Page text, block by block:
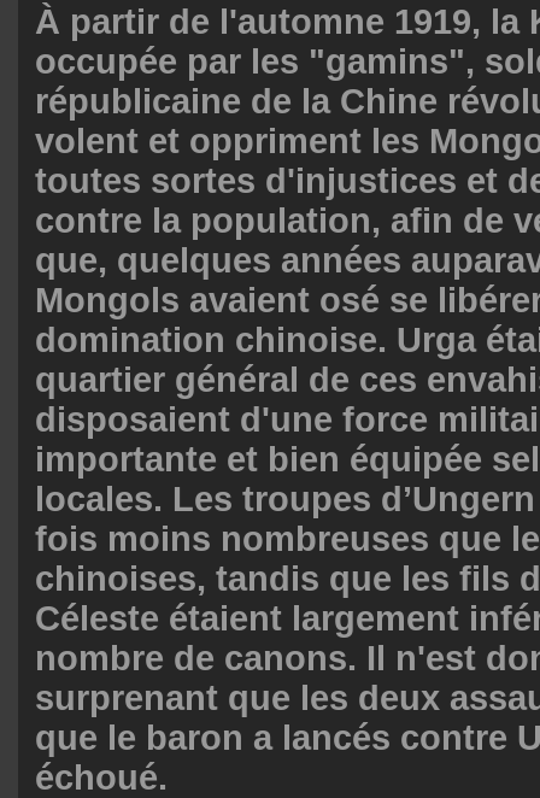
À partir de l'automne 1919, la
occupée par les "gamins",
républicaine de la Chine
volent et oppriment les
toutes sortes d'injustices et
contre la population, afin de
que, quelques années
Mongols avaient osé se
domination chinoise. Urga
quartier général de ces
disposaient d'une force
importante et bien équipée
locales. Les troupes
fois moins nombreuses que
chinoises, tandis que les fils
Céleste étaient largement
nombre de canons. Il n'est
surprenant que les deux
que le baron a lancés contre
échoué.